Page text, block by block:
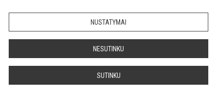
NUSTATYMAI
NESUTINKU
SUTINKU